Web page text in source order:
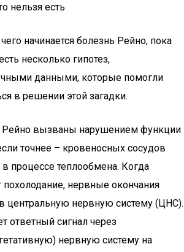
начинается болезнь Рейно, пока
несколько гипотез,
данными, которые помогли
в решении этой загадки.
Рейно вызваны нарушением функции
точнее – кровеносных сосудов
процессе теплообмена. Когда
похолодание, нервные окончания
центральную нервную систему (ЦНС).
ответный сигнал через
нервную систему на